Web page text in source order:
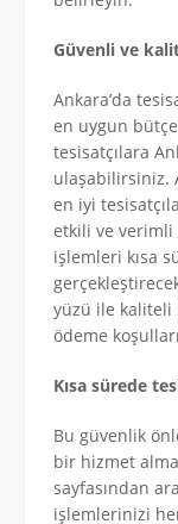
Güvenli ve
Ankara’da
en uygun
tesisatçılara
ulaşabilirsiniz.
en iyi
etkili ve verimli
işlemleri kısa
yüzü ile kaliteli
ödeme
Kısa sürede
Bu güvenlik
bir hizmet
sayfasından
işlemlerinizi